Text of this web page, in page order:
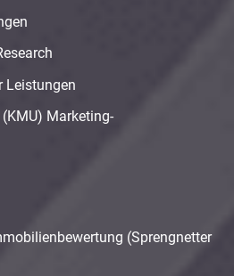
Leistungen
Marketing-
(Sprengnetter